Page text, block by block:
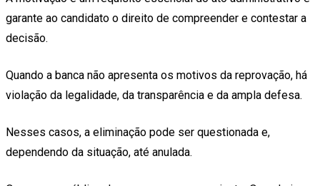
garante ao candidato o direito de compreender e contestar a
decisão.
Quando a banca não apresenta os motivos da reprovação, há
violação da legalidade, da transparência e da ampla defesa.
Nesses casos, a eliminação pode ser questionada e,
dependendo da situação, até anulada.